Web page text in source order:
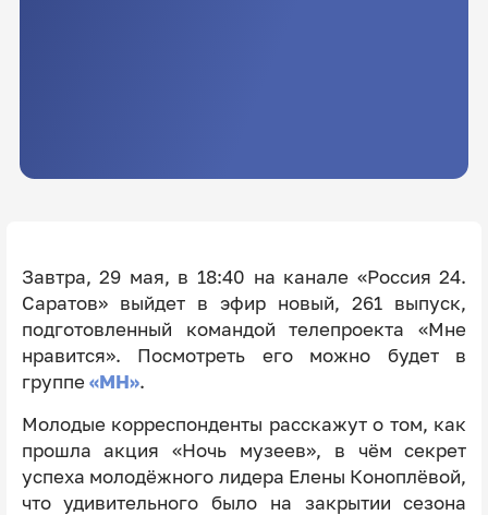
Завтра, 29 мая, в 18:40 на канале «Россия 24.
Саратов» выйдет в эфир новый, 261 выпуск,
подготовленный командой телепроекта «Мне
нравится». Посмотреть его можно будет в
группе «МН».
Молодые корреспонденты расскажут о том, как
прошла акция «Ночь музеев», в чём секрет
успеха молодёжного лидера Елены Коноплёвой,
что удивительного было на закрытии сезона